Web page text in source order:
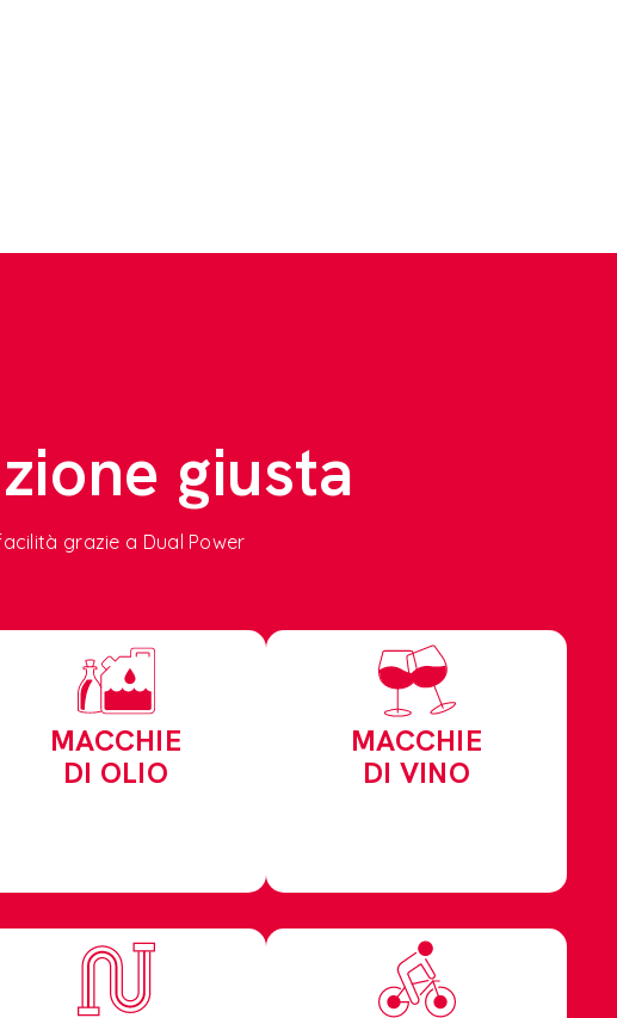
giusta
grazie a Dual Power
MACCHIE
DI OLIO
MACCHIE
DI VINO